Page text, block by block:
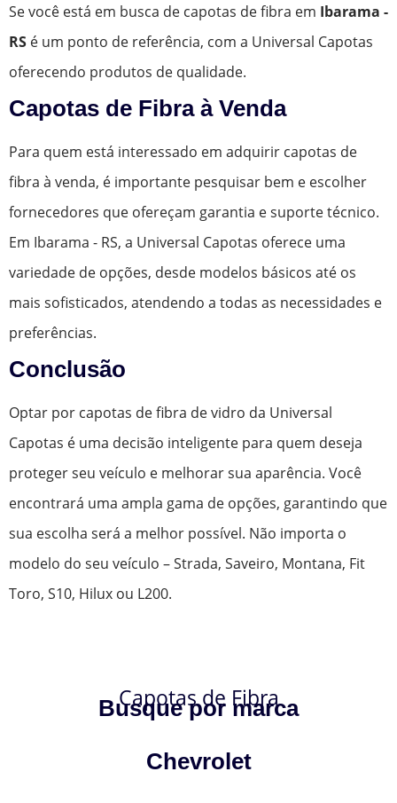
Se você está em busca de capotas de fibra em Ibarama -
RS é um ponto de referência, com a Universal Capotas
oferecendo produtos de qualidade.
Capotas de Fibra à Venda
Para quem está interessado em adquirir capotas de
fibra à venda, é importante pesquisar bem e escolher
fornecedores que ofereçam garantia e suporte técnico.
Em Ibarama - RS, a Universal Capotas oferece uma
variedade de opções, desde modelos básicos até os
mais sofisticados, atendendo a todas as necessidades e
preferências.
Conclusão
Optar por capotas de fibra de vidro da Universal
Capotas é uma decisão inteligente para quem deseja
proteger seu veículo e melhorar sua aparência. Você
encontrará uma ampla gama de opções, garantindo que
sua escolha será a melhor possível. Não importa o
modelo do seu veículo – Strada, Saveiro, Montana, Fit
Toro, S10, Hilux ou L200.
Capotas de Fibra
Busque por marca
Chevrolet